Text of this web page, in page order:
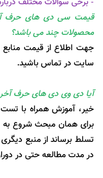
قیمت سی دی های حرف
محصولات چند می باشد؟
جهت اطلاع از قیمت
سایت در تماس باشید.
آیا دی وی دی های حرف
خیر، آموزش همراه با
برای همان مبحث شروع
تسلط برساند از منبع
در مدت مطالعه حتی در